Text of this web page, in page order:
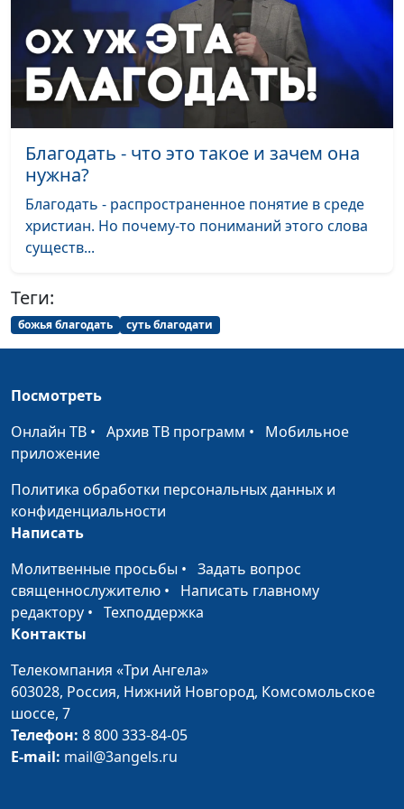
Елена Варнавская
Что соединяет нас со
Христом?
Юлия Уткина, Николай
Кунцевич,
священнослужитель и
Елена Варнавская
#147
Как получить дар
Святого Духа
Юлия Уткина, Николай
Елена Варнавская
#146
Как противостоять
Елена Варнавская
Кто такие Божьи
Юлия Уткина, Николай
#144
Что такое Божий Храм
священнослужитель и
Бог?
Кунцевич,
священнослужитель и
Елена Варнавская
вера в Бога?
Кунцевич,
священнослужитель и
Какова роль человека
Благодать - что это такое и зачем она
нужна?
Благодать - распространенное понятие в среде
христиан. Но почему-то пониманий этого слова
существ...
Теги:
божья благодать суть благодати
Посмотреть
Онлайн ТВ • Архив ТВ программ • Мобильное
приложение
Политика обработки персональных данных и
конфиденциальности
Написать
Молитвенные просьбы • Задать вопрос
священнослужителю • Написать главному
редактору • Техподдержка
Контакты
Телекомпания «Три Ангела»
603028, Россия, Нижний Новгород, Комсомольское
шоссе, 7
Телефон: 8 800 333-84-05
E-mail: mail@3angels.ru